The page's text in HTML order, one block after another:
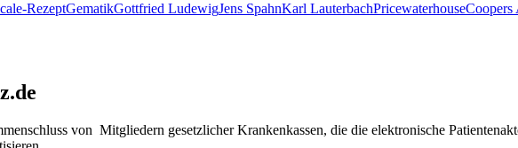
as
beruft
Abteilungsleiter„gematik,
e-RezeptGematikGottfried LudewigJens SpahnKarl LauterbachPricewaterhouseCoopers
von Mitgliedern gesetzlicher Krankenkassen, die die elektronische